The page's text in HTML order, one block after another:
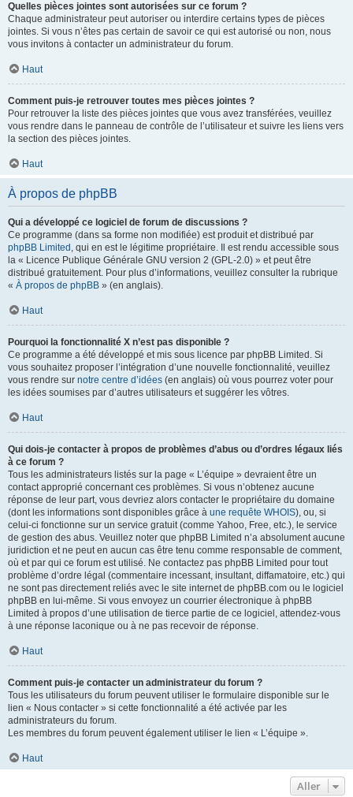
Quelles pièces jointes sont autorisées sur ce forum ?
Chaque administrateur peut autoriser ou interdire certains types de pièces
jointes. Si vous n’êtes pas certain de savoir ce qui est autorisé ou non, nous
vous invitons à contacter un administrateur du forum.
Haut
Comment puis-je retrouver toutes mes pièces jointes ?
Pour retrouver la liste des pièces jointes que vous avez transférées, veuillez
vous rendre dans le panneau de contrôle de l’utilisateur et suivre les liens vers
la section des pièces jointes.
Haut
À propos de phpBB
Qui a développé ce logiciel de forum de discussions ?
Ce programme (dans sa forme non modifiée) est produit et distribué par
phpBB Limited , qui en est le légitime propriétaire. Il est rendu accessible sous
la « Licence Publique Générale GNU version 2 (GPL-2.0) » et peut être
distribué gratuitement. Pour plus d’informations, veuillez consulter la rubrique
« À propos de phpBB » (en anglais).
Haut
Pourquoi la fonctionnalité X n’est pas disponible ?
Ce programme a été développé et mis sous licence par phpBB Limited. Si
vous souhaitez proposer l’intégration d’une nouvelle fonctionnalité, veuillez
vous rendre sur notre centre d’idées (en anglais) où vous pourrez voter pour
les idées soumises par d’autres utilisateurs et suggérer les vôtres.
Haut
Qui dois-je contacter à propos de problèmes d’abus ou d’ordres légaux liés
à ce forum ?
Tous les administrateurs listés sur la page « L’équipe » devraient être un
contact approprié concernant ces problèmes. Si vous n’obtenez aucune
réponse de leur part, vous devriez alors contacter le propriétaire du domaine
(dont les informations sont disponibles grâce à une requête WHOIS), ou, si
celui-ci fonctionne sur un service gratuit (comme Yahoo, Free, etc.), le service
de gestion des abus. Veuillez noter que phpBB Limited n’a absolument aucune
juridiction et ne peut en aucun cas être tenu comme responsable de comment,
où et par qui ce forum est utilisé. Ne contactez pas phpBB Limited pour tout
problème d’ordre légal (commentaire incessant, insultant, diffamatoire, etc.) qui
ne sont pas directement reliés avec le site internet de phpBB.com ou le logiciel
phpBB en lui-même. Si vous envoyez un courrier électronique à phpBB
Limited à propos d’une utilisation de tierce partie de ce logiciel, attendez-vous
à une réponse laconique ou à ne pas recevoir de réponse.
Haut
Comment puis-je contacter un administrateur du forum ?
Tous les utilisateurs du forum peuvent utiliser le formulaire disponible sur le
lien « Nous contacter » si cette fonctionnalité a été activée par les
administrateurs du forum.
Les membres du forum peuvent également utiliser le lien « L’équipe ».
Haut
Aller